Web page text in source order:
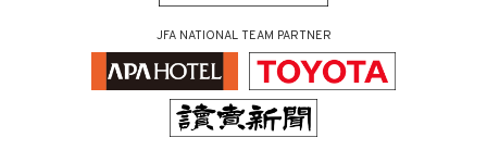
JFA NATIONAL TEAM PARTNER